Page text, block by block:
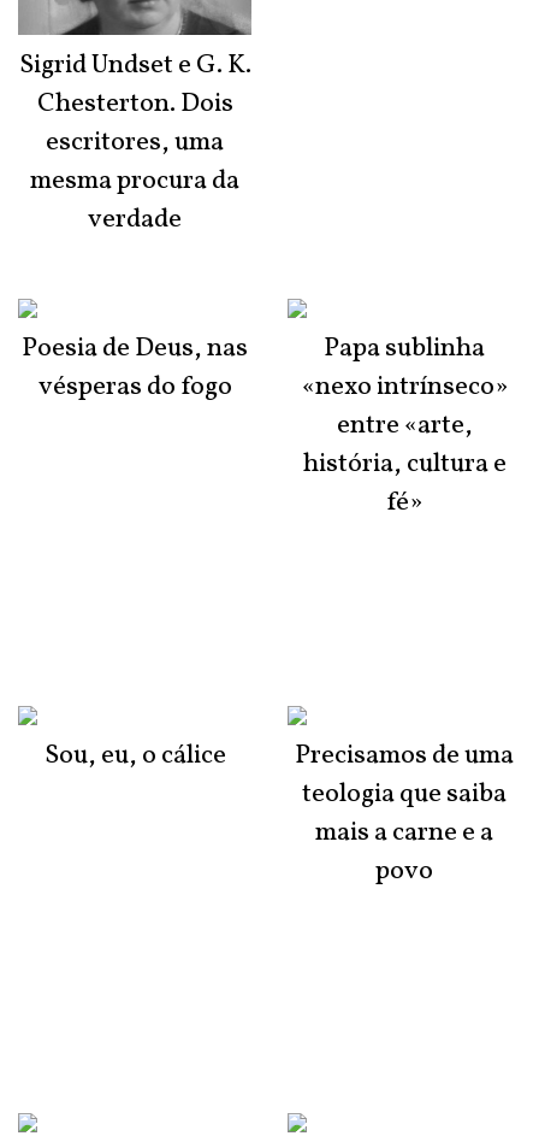
Sigrid Undset e G. K.
Chesterton. Dois
escritores, uma
mesma procura da
verdade
Poesia de Deus, nas
vésperas do fogo
Sou, eu, o cálice
Papa sublinha
«nexo intrínseco»
entre «arte,
história, cultura e
fé»
Precisamos de uma
teologia que saiba
mais a carne e a
povo